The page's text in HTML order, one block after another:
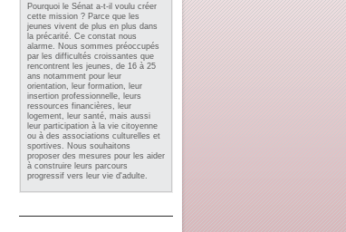
Pourquoi le Sénat a-t-il voulu créer
cette mission ? Parce que les
jeunes vivent de plus en plus dans
la précarité. Ce constat nous
alarme. Nous sommes préoccupés
par les difficultés croissantes que
rencontrent les jeunes, de 16 à 25
ans notamment pour leur
orientation, leur formation, leur
insertion professionnelle, leurs
ressources financières, leur
logement, leur santé, mais aussi
leur participation à la vie citoyenne
ou à des associations culturelles et
sportives. Nous souhaitons
proposer des mesures pour les aider
à construire leurs parcours
progressif vers leur vie d'adulte.